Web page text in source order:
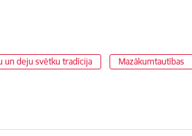
un deju svētku tradīcija Mazākumtautības